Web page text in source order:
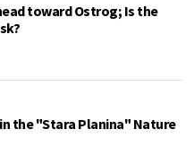
toward Ostrog; Is the
the "Stara Planina" Nature